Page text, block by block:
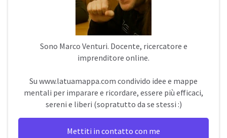
Sono Marco Venturi. Docente, ricercatore e
imprenditore online.
Su www.latuamappa.com condivido idee e mappe
mentali per imparare e ricordare, essere più efficaci,
sereni e liberi (sopratutto da se stessi :)
Mettiti in contatto con me